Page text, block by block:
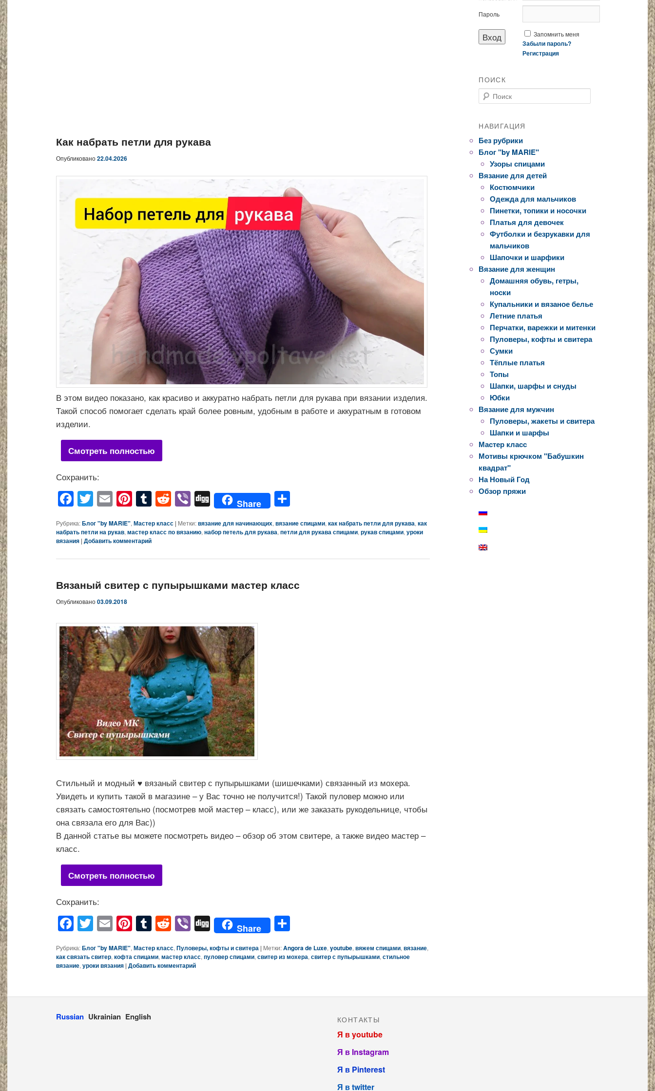
Как набрать петли для рукава
Опубликовано22.04.2026
В этом видео показано, как красиво и аккуратно набрать петли для рукава при вязании изделия.
Такой способ помогает сделать край более ровным, удобным в работе и аккуратным в готовом
изделии.
Смотреть полностью
Сохранить:
Facebook
Twitter Email Pinterest
Tumblr Reddit Viber Digg Share
Рубрика:Блог "by MARIE", Мастер класс | Метки:вязание для начинающих, вязание спицами, как набрать петли для рукава, как
набрать петли на рукав, мастер класс по вязанию, набор петель для рукава, петли для рукава спицами, рукав спицами, уроки
вязания | Добавить комментарий
Вязаный свитер с пупырышками мастер класс
Опубликовано03.09.2018
Стильный и модный ♥ вязаный свитер с пупырышками (шишечками) связанный из мохера.
Увидеть и купить такой в магазине – у Вас точно не получится!) Такой пуловер можно или
связать самостоятельно (посмотрев мой мастер – класс), или же заказать рукодельнице, чтобы
она связала его для Вас))
В данной статье вы можете посмотреть видео – обзор об этом свитере, а также видео мастер –
класс.
Смотреть полностью
Сохранить:
Facebook
Twitter Email Pinterest
Tumblr Reddit Viber Digg Share
Рубрика:Блог "by MARIE", Мастер класс, Пуловеры, кофты и свитера | Метки:Angora de Luxe, youtube, вяжем спицами, вязание,
как связать свитер, кофта спицами, мастер класс, пуловер спицами, свитер из мохера, свитер с пупырышками, стильное
вязание, уроки вязания | Добавить комментарий
Пароль
Запомнить меня
Забыли пароль?
Регистрация
ПОИСК
Поиск
НАВИГАЦИЯ
Без рубрики
Блог "by MARIE"
Узоры спицами
Вязание для детей
Костюмчики
Одежда для мальчиков
Пинетки, топики и носочки
Платья для девочек
Футболки и безрукавки для
мальчиков
Шапочки и шарфики
Вязание для женщин
Домашняя обувь, гетры,
носки
Купальники и вязаное белье
Летние платья
Перчатки, варежки и митенки
Пуловеры, кофты и свитера
Сумки
Тёплые платья
Топы
Шапки, шарфы и снуды
Юбки
Вязание для мужчин
Пуловеры, жакеты и свитера
Шапки и шарфы
Мастер класс
Мотивы крючком "Бабушкин
квадрат"
На Новый Год
Обзор пряжи
Russian Ukrainian English КОНТАКТЫ
Я в youtube
Я в Instagram
Я в Pinterest
Я в twitter